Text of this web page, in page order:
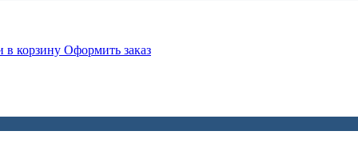
в корзину Оформить заказ